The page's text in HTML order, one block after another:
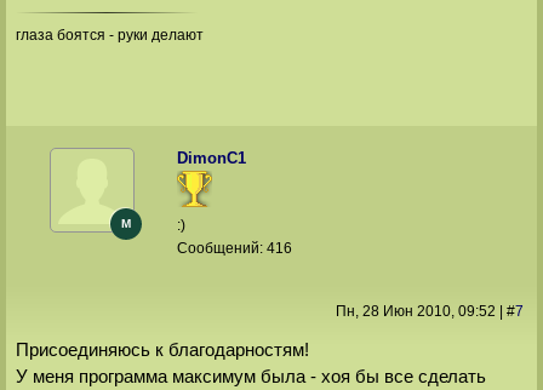
глаза боятся - руки делают
DimonС1
M
:)
Сообщений:416
Пн, 28 Июн 2010, 09:52 #7
Присоединяюсь к благодарностям!
У меня программа максимум была - хоя бы все сделать